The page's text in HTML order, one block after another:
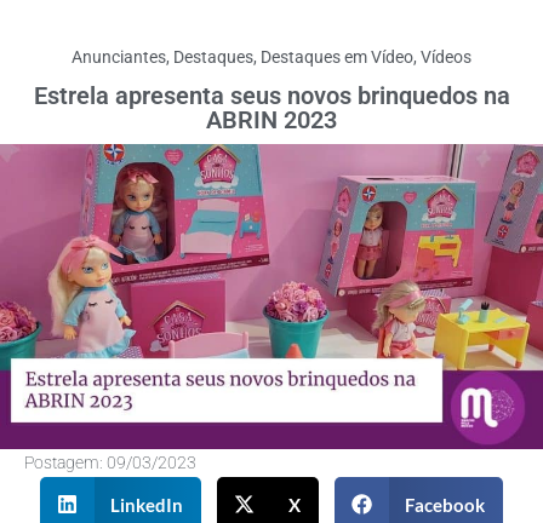
Anunciantes, Destaques, Destaques em Vídeo, Vídeos
Estrela apresenta seus novos brinquedos na
ABRIN 2023
Postagem: 09/03/2023
LinkedIn X Facebook